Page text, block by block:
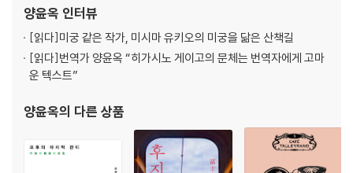
의 『
양윤옥 인터뷰
[읽다]미궁 같은 작가, 미시마 유키오의 미궁을 닮은 산책길
[읽다]번역가 양윤옥 “히가시노 게이고의 문체는 번역자에게 고마
운 텍스트”
양윤옥의 다른 상품